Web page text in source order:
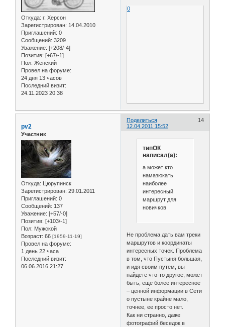
Откуда: г. Херсон
Зарегистрирован: 14.04.2010
Приглашений: 0
Сообщений: 3209
Уважение: [+208/-4]
Позитив: [+67/-1]
Пол: Женский
Провел на форуме:
24 дня 13 часов
Последний визит:
24.11.2023 20:38
0
Поделиться
14
12.04.2011 15:52
pv2
Участник
Откуда: Цюрупинск
Зарегистрирован: 29.01.2011
Приглашений: 0
Сообщений: 137
Уважение: [+57/-0]
Позитив: [+103/-1]
Пол: Мужской
Возраст: 66 [1959-11-19]
Провел на форуме:
1 день 22 часа
Последний визит:
06.06.2016 21:27
типОК
написал(а):
а может кто
намазюкать
наиболее
интересный
маршрут для
новичков
Не проблема дать вам треки
маршрутов и координаты
интересных точек. Проблема
в том, что Пустыня большая,
и идя своим путем, вы
найдете что-то другое, может
быть, еще более интересное
– ценной информации в Сети
о пустыне крайне мало,
точнее, ее просто нет.
Как ни странно, даже
фотографий беседок в